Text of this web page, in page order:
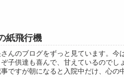
紙飛行機
んのブログをずっと見ています。今
ぞ子供達も喜んで、甘えているので
ですが朝になると入院中だけ、心の